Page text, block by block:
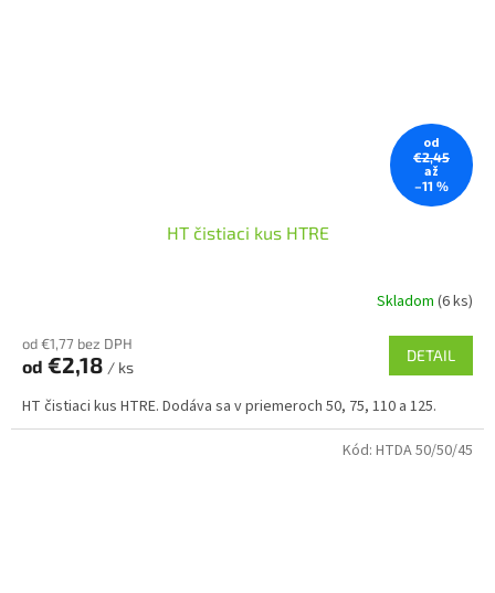
od
€2,45
až
–11 %
HT čistiaci kus HTRE
Skladom (6 ks)
od €1,77 bez DPH
od €2,18 / ks
DETAIL
HT čistiaci kus HTRE. Dodáva sa v priemeroch 50, 75, 110 a 125.
Kód: HTDA 50/50/45